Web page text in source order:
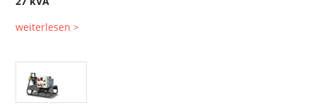
weiterlesen >